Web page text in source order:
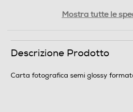
Informazioni sulla sicurezza del
Clicca qui
Mostra tutte le
Descrizione Prodotto
Carta fotografica semi glossy